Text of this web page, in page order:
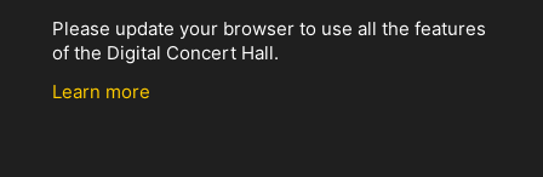
Please update your browser to use all the features
of the Digital Concert Hall.
Learn more